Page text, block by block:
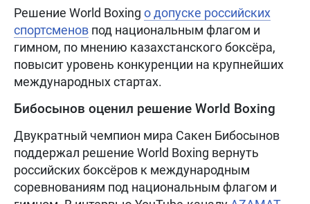
Решение World Boxing о допуске российских
спортсменов под национальным флагом и
гимном, по мнению казахстанского боксёра,
повысит уровень конкуренции на крупнейших
международных стартах.
Бибосынов оценил решение World Boxing
Двукратный чемпион мира Сакен Бибосынов
поддержал решение World Boxing вернуть
российских боксёров к международным
соревнованиям под национальным флагом и